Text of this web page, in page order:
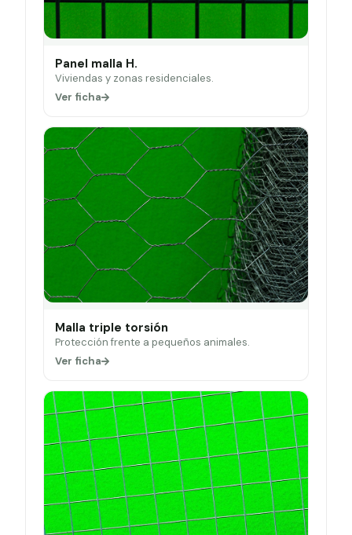
Panel malla H.
Viviendas y zonas residenciales.
Ver ficha
Malla triple torsión
Protección frente a pequeños animales.
Ver ficha